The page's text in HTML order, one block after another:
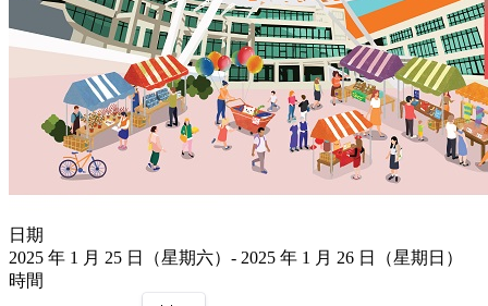
日期
2025 年 1 月 25 日（星期六）- 2025 年 1 月 26 日（星期日）
時間